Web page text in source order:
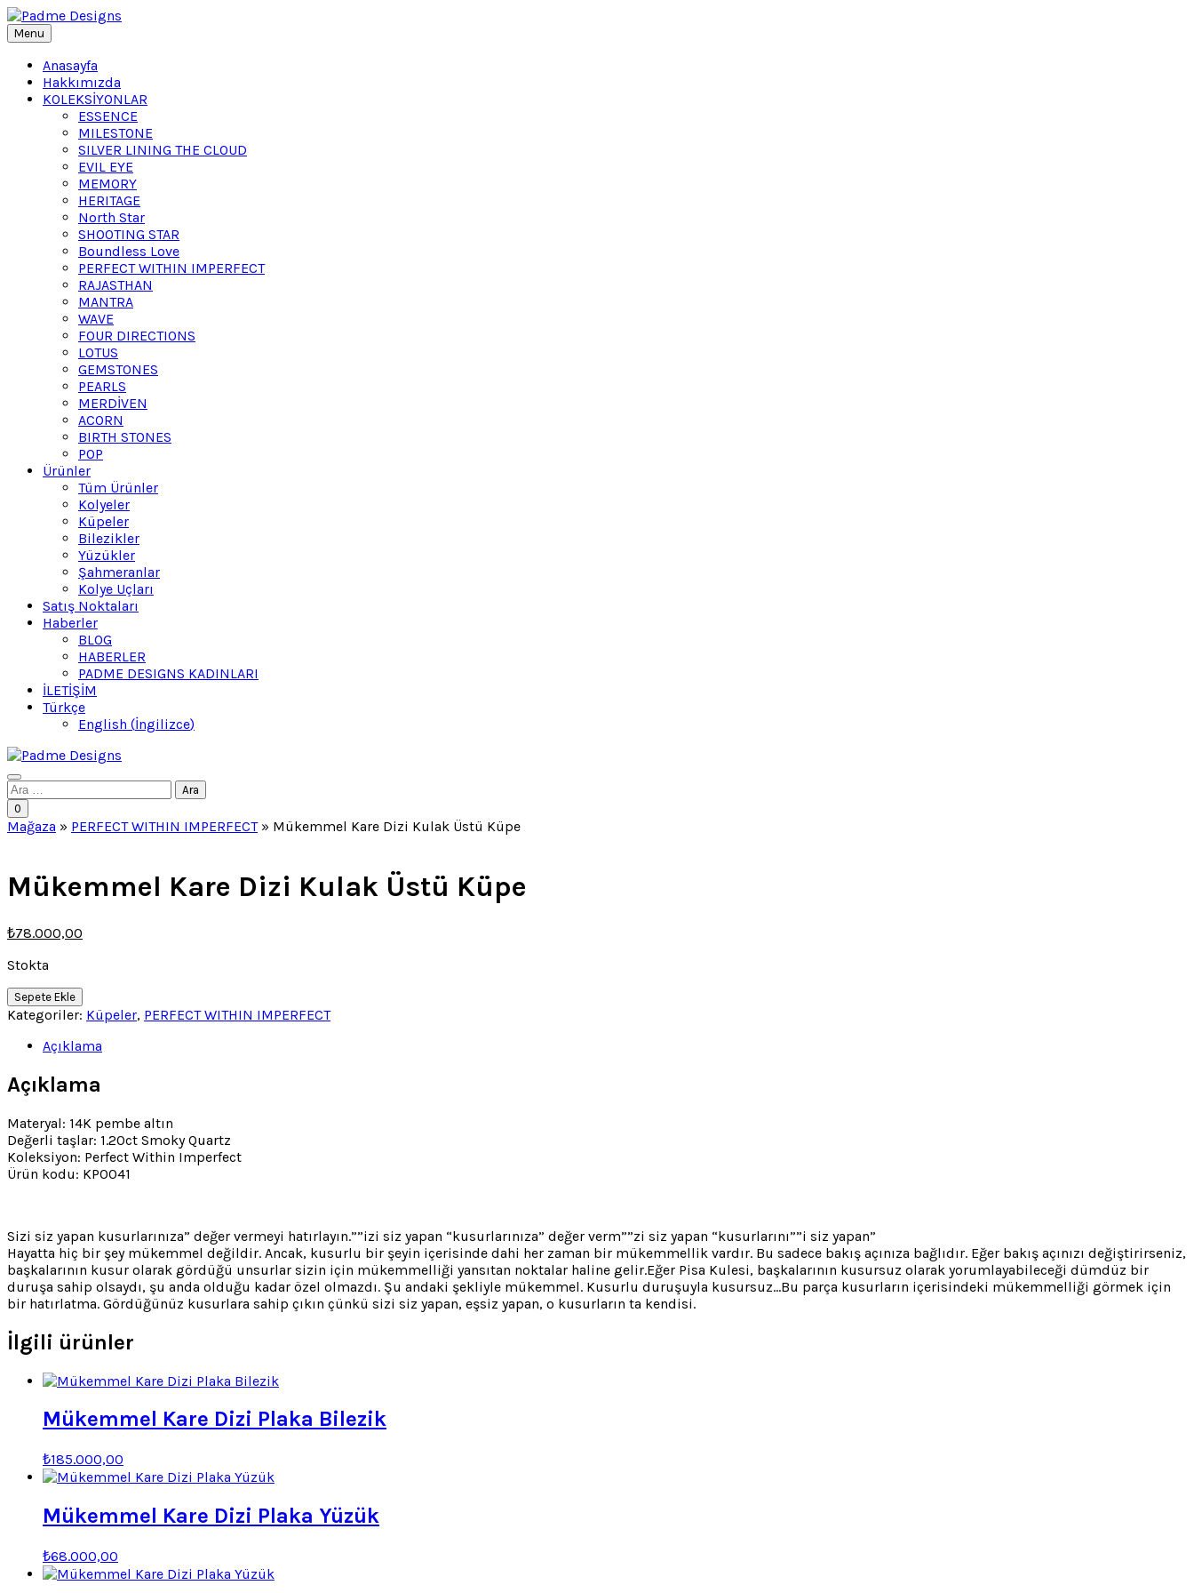
Menu
Anasayfa
Hakkımızda
KOLEKSİYONLAR
ESSENCE
MILESTONE
SILVER LINING THE CLOUD
EVIL EYE
MEMORY
HERITAGE
North Star
SHOOTING STAR
Boundless Love
PERFECT WITHIN IMPERFECT
RAJASTHAN
MANTRA
WAVE
FOUR DIRECTIONS
LOTUS
GEMSTONES
PEARLS
MERDİVEN
ACORN
BIRTH STONES
POP
Ürünler
Tüm Ürünler
Kolyeler
Küpeler
Bilezikler
Yüzükler
Şahmeranlar
Kolye Uçları
Satış Noktaları
Haberler
BLOG
HABERLER
PADME DESIGNS KADINLARI
İLETİŞİM
Türkçe
English (İngilizce)
Search
Arama:
Cart
0
Mağaza » PERFECT WITHIN IMPERFECT » Mükemmel Kare Dizi Kulak Üstü Küpe
Mükemmel Kare Dizi Kulak Üstü Küpe
Orijinal
₺78.001,00.
₺78.000,00
Stokta
Mükemmel
Kare
Kulak
Küpe
adet
Sepete Ekle
Kategoriler: Küpeler, PERFECT WITHIN IMPERFECT
Açıklama
Açıklama
Materyal: 14K pembe altın
Değerli taşlar: 1.20ct Smoky Quartz
Koleksiyon: Perfect Within Imperfect
Ürün kodu: KP0041
Sizi siz yapan kusurlarınıza” değer vermeyi hatırlayın.””izi siz yapan “kusurlarınıza” değer verm””zi siz yapan “kusurlarını””i siz yapan”
Hayatta hiç bir şey mükemmel değildir. Ancak, kusurlu bir şeyin içerisinde dahi her zaman bir mükemmellik vardır. Bu sadece bakış açınıza bağlıdır. Eğer bakış açınızı değiştirirseniz,
başkalarının kusur olarak gördüğü unsurlar sizin için mükemmelliği yansıtan noktalar haline gelir.Eğer Pisa Kulesi, başkalarının kusursuz olarak yorumlayabileceği dümdüz bir
duruşa sahip olsaydı, şu anda olduğu kadar özel olmazdı. Şu andaki şekliyle mükemmel. Kusurlu duruşuyla kusursuz…Bu parça kusurların içerisindeki mükemmelliği görmek için
bir hatırlatma. Gördüğünüz kusurlara sahip çıkın çünkü sizi siz yapan, eşsiz yapan, o kusurların ta kendisi.
İlgili ürünler
Mükemmel Kare Dizi Plaka Bilezik
Orijinal
fiyat:
₺185.000,00
andaki
₺185.000,00.
Mükemmel Kare Dizi Plaka Yüzük
Orijinal
fiyat:
₺68.000,00
andaki